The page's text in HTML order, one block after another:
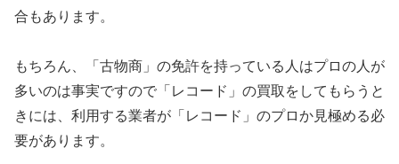
合もあります。
もちろん、「古物商」の免許を持っている人はプロの人が
多いのは事実ですので「レコード」の買取をしてもらうと
きには、利用する業者が「レコード」のプロか見極める必
要があります。